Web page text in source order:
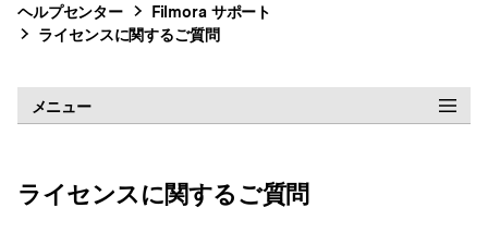
検索
ヘルプセンター Filmoraサポート
ライセンスに関するご質問
メニュー
ライセンスに関するご質問